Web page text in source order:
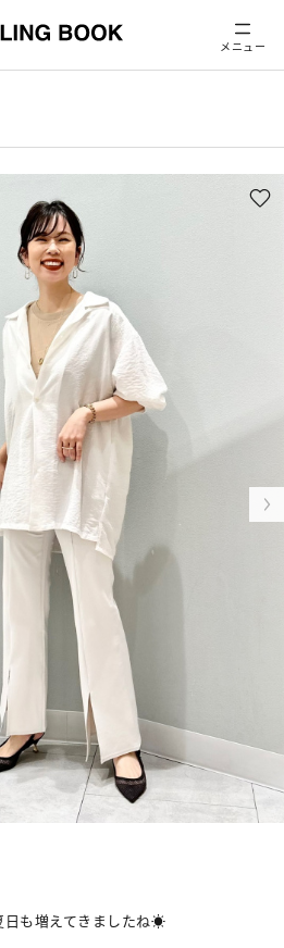
メニュー
日も増えてきましたね☀️